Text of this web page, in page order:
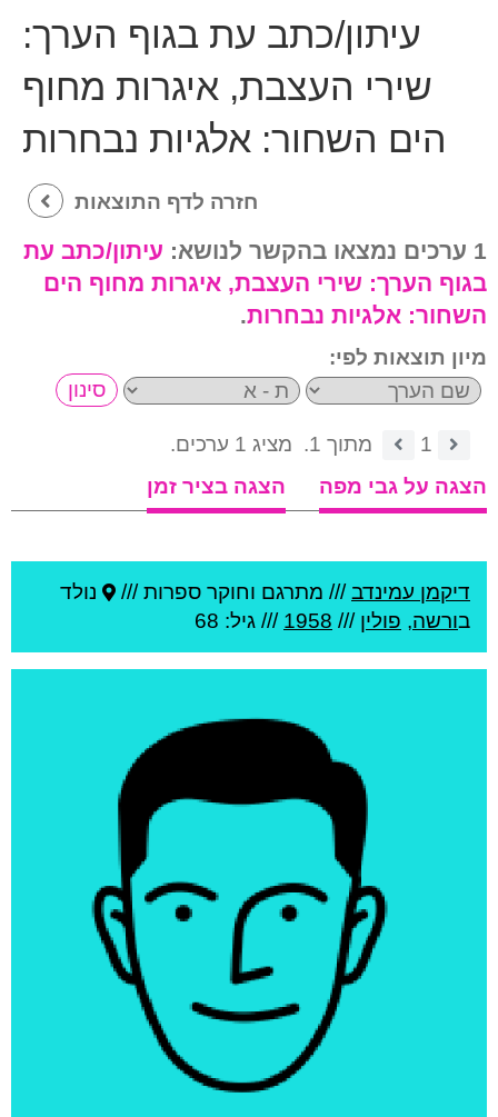
עיתון/כתב עת בגוף הערך:
שירי העצבת, איגרות מחוף
הים השחור: אלגיות נבחרות
חזרה לדף התוצאות
1 ערכים נמצאו בהקשר לנושא:
עיתון/כתב עת
בגוף הערך: שירי העצבת, איגרות מחוף הים
השחור: אלגיות נבחרות.
מיון תוצאות לפי:
1 מתוך 1.
מציג 1 ערכים.
הצגה על גבי מפה
הצגה בציר זמן
דיקמן עמינדב/// מתרגם וחוקר ספרות ///
נולד
בורשה, פולין ///
1958 /// גיל: 68